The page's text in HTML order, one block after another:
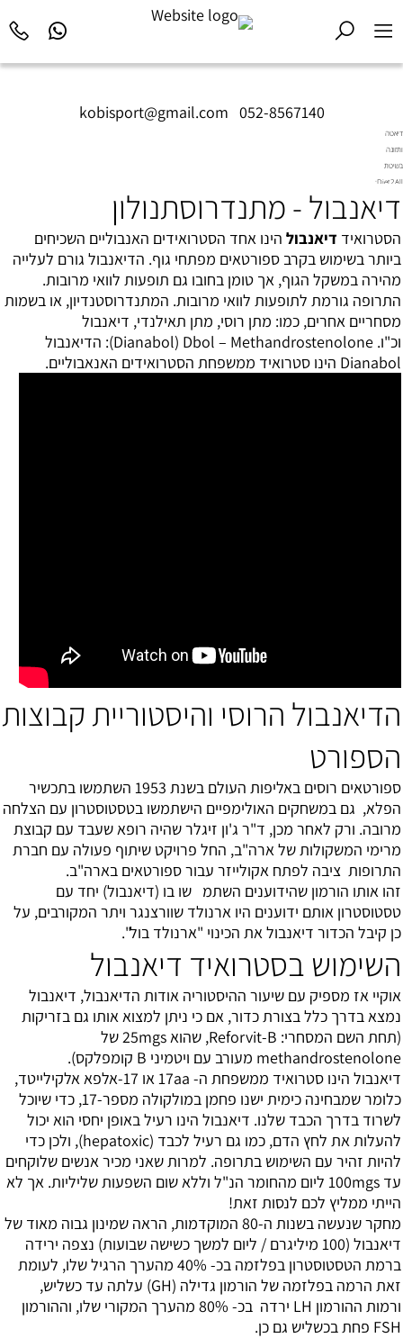
kobisport@gmail.com 052-8567140
דיאטה
ותזונה
בשיטת
Diet2All:
שמאחורי
המושלם.
דיאנבול - מתנדרוסתנולון
הסטרואיד דיאנבול הינו אחד הסטרואידים האנבוליים השכיחים
ביותר בשימוש בקרב ספורטאים מפתחי גוף. הדיאנבול גורם לעלייה
מהירה במשקל הגוף, אך טומן בחובו גם תופעות לוואי מרובות.
התרופה גורמת לתופעות לוואי מרובות. המתנדרוסטנדיון, או בשמות
מסחריים אחרים, כמו: מתן רוסי, מתן תאילנדי, דיאנבול
וכ"ו. Dianabol) Dbol – Methandrostenolone): הדיאנבול
Dianabol הינו סטרואיד ממשפחת הסטרואידים האנאבוליים.
הדיאנבול הרוסי והיסטוריית קבוצות
הספורט
ספורטאים רוסים באליפות העולם בשנת 1953 השתמשו בתכשיר
הפלא, גם במשחקים האולימפיים הישתמשו בטסטוסטרון עם הצלחה
מרובה. ורק לאחר מכן, ד"ר ג'ון זיגלר שהיה רופא שעבד עם קבוצת
מרימי המשקולות של ארה"ב, החל פרויקט שיתוף פעולה עם חברת
התרופות ציבה לפתח אקולייזר עבור ספורטאים בארה"ב.
זהו אותו הורמון שהידוענים השתמ שו בו (דיאנבול) יחד עם
טסטוסטרון אותם ידוענים היו ארנולד שוורצנגר ויתר המקורבים, על
כן קיבל הכדור דיאנבול את הכינוי "ארנולד בול".
השימוש בסטרואיד דיאנבול
אוקיי אז מספיק עם שיעור ההיסטוריה אודות הדיאנבול, דיאנבול
נמצא בדרך כלל בצורת כדור, אם כי ניתן למצוא אותו גם בזריקות
(תחת השם המסחרי: Reforvit-B, שהוא 25mgs של
methandrostenolone מעורב עם ויטמיני B קומפלקס).
דיאנבול הינו סטרואיד ממשפחת ה- 17aa או 17-אלפא אלקילייטד,
כלומר שמבחינה כימית ישנו פחמן במולקולה מספר-17, כדי שיוכל
לשרוד בדרך הכבד שלנו. דיאנבול הינו רעיל באופן יחסי הוא יכול
להעלות את לחץ הדם, כמו גם רעיל לכבד (hepatoxic), ולכן כדי
להיות זהיר עם השימוש בתרופה. למרות שאני מכיר אנשים שלוקחים
עד 100mgs ליום מהחומר הנ"ל וללא שום השפעות שליליות. אך לא
הייתי ממליץ לכם לנסות זאת!
מחקר שנעשה בשנות ה-80 המוקדמות, הראה שמינון גבוה מאוד של
דיאנבול (100 מיליגרם / ליום למשך כשישה שבועות) נצפה ירידה
ברמת הטסטוסטרון בפלזמה בכ- 40% מהערך הרגיל שלו, לעומת
זאת הרמה בפלזמה של הורמון גדילה (GH) עלתה עד כשליש,
ורמות ההורמון LH ירדה בכ- 80% מהערך המקורי שלו, וההורמון
FSH פחת בכשליש גם כן.